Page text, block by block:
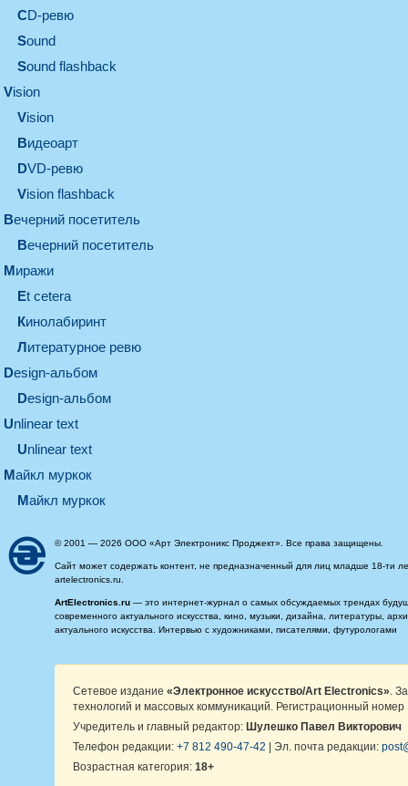
CD-ревю
sound
Sound flashback
vision
vision
видеоарт
DVD-ревю
Vision flashback
вечерний посетитель
вечерний посетитель
миражи
et cetera
кинолабиринт
литературное ревю
design-альбом
design-альбом
unlinear text
Unlinear text
майкл муркок
майкл муркок
© 2001 — 2026 ООО «Арт Электроникс Проджект». Все права защищены.
Сайт может содержать контент, не предназначенный для лиц младше 18-ти
artelectronics.ru.
ArtElectronics.ru — это интернет-журнал о самых обсуждаемых трендах
современного актуального искусства, кино, музыки, дизайна, литературы,
актуального искусства. Интервью с художниками, писателями, футурологами
Сетевое издание «Электронное искусство/Art Electronics» .
технологий и массовых коммуникаций. Регистрационный
Учредитель и главный редактор: Шулешко Павел Викторович
Телефон редакции: +7 812 490-47-42 | Эл. почта редакции:
Возрастная категория: 18+